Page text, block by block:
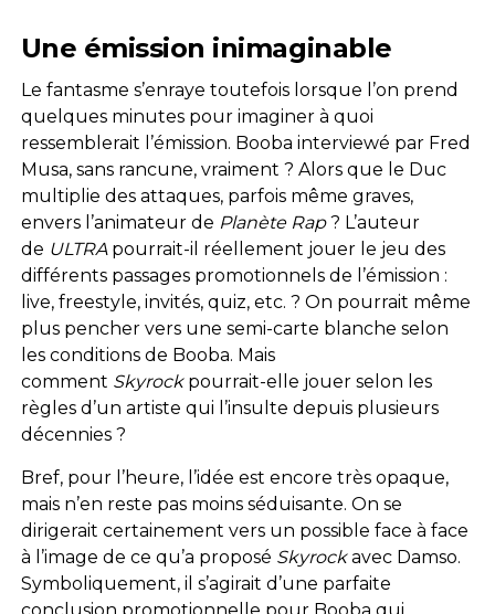
Une émission inimaginable
Le fantasme s’enraye toutefois lorsque l’on prend
quelques minutes pour imaginer à quoi
ressemblerait l’émission. Booba interviewé par Fred
Musa, sans rancune, vraiment ? Alors que le Duc
multiplie des attaques, parfois même graves,
envers l’animateur de Planète Rap? L’auteur
de ULTRA pourrait-il réellement jouer le jeu des
différents passages promotionnels de l’émission :
live, freestyle, invités, quiz, etc. ? On pourrait même
plus pencher vers une semi-carte blanche selon
les conditions de Booba. Mais
comment Skyrock pourrait-elle jouer selon les
règles d’un artiste qui l’insulte depuis plusieurs
décennies ?
Bref, pour l’heure, l’idée est encore très opaque,
mais n’en reste pas moins séduisante. On se
dirigerait certainement vers un possible face à face
à l’image de ce qu’a proposé Skyrockavec Damso.
Symboliquement, il s’agirait d’une parfaite